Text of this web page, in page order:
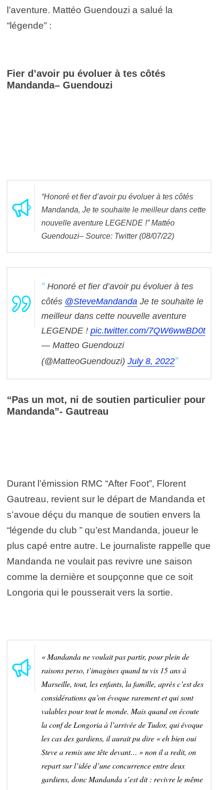
l’aventure. Mattéo Guendouzi a salué la
“légende” :
Fier d’avoir pu évoluer à tes côtés
Mandanda– Guendouzi
“Honoré et fier d’avoir pu évoluer à tes côtés
Mandanda, Je te souhaite le meilleur dans cette
nouvelle aventure LEGENDE !” Mattéo
Guendouzi– Source: Twitter (08/07/22)
Honoré et fier d’avoir pu évoluer à tes
côtés @SteveMandanda Je te souhaite le
meilleur dans cette nouvelle aventure
LEGENDE ! pic.twitter.com/7QW6wwBD0t
— Matteo Guendouzi
(@MatteoGuendouzi) July 8, 2022
“Pas un mot, ni de soutien particulier pour
Mandanda”- Gautreau
Durant l’émission RMC “After Foot”, Florent
Gautreau, revient sur le départ de Mandanda et
s’avoue déçu du manque de soutien envers la
“légende du club ” qu’est Mandanda, joueur le
plus capé entre autre. Le journaliste rappelle que
Mandanda ne voulait pas revivre une saison
comme la dernière et soupçonne que ce soit
Longoria qui le pousserait vers la sortie.
« Mandanda ne voulait pas partir, pour plein de
raisons perso, t’imagines quand tu vis 15 ans à
Marseille, tout, les enfants, la famille, après c’est des
considérations qu’on évoque rarement et qui sont
valables pour tout le monde. Mais quand on écoute
la conf de Longoria à l’arrivée de Tudor, qui évoque
les cas des gardiens, il aurait pu dire « eh bien oui
Steve a remis une tête devant… » non il a redit, on
repart sur l’idée d’une concurrence entre deux
gardiens, donc Mandanda s’est dit : revivre le même